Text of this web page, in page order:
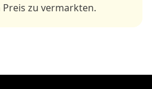
zu vermarkten.